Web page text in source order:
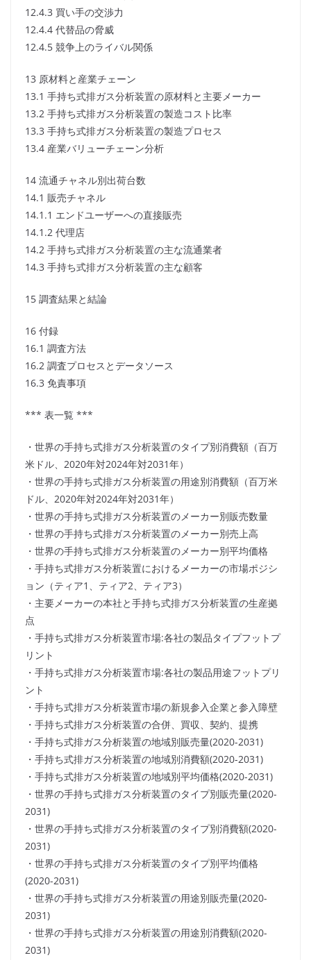
12.4.3 買い手の交渉力
12.4.4 代替品の脅威
12.4.5 競争上のライバル関係
13 原材料と産業チェーン
13.1 手持ち式排ガス分析装置の原材料と主要メーカー
13.2 手持ち式排ガス分析装置の製造コスト比率
13.3 手持ち式排ガス分析装置の製造プロセス
13.4 産業バリューチェーン分析
14 流通チャネル別出荷台数
14.1 販売チャネル
14.1.1 エンドユーザーへの直接販売
14.1.2 代理店
14.2 手持ち式排ガス分析装置の主な流通業者
14.3 手持ち式排ガス分析装置の主な顧客
15 調査結果と結論
16 付録
16.1 調査方法
16.2 調査プロセスとデータソース
16.3 免責事項
*** 表一覧 ***
・世界の手持ち式排ガス分析装置のタイプ別消費額（百万
米ドル、2020年対2024年対2031年）
・世界の手持ち式排ガス分析装置の用途別消費額（百万米
ドル、2020年対2024年対2031年）
・世界の手持ち式排ガス分析装置のメーカー別販売数量
・世界の手持ち式排ガス分析装置のメーカー別売上高
・世界の手持ち式排ガス分析装置のメーカー別平均価格
・手持ち式排ガス分析装置におけるメーカーの市場ポジシ
ョン（ティア1、ティア2、ティア3）
・主要メーカーの本社と手持ち式排ガス分析装置の生産拠
点
・手持ち式排ガス分析装置市場:各社の製品タイプフットプ
リント
・手持ち式排ガス分析装置市場:各社の製品用途フットプリ
ント
・手持ち式排ガス分析装置市場の新規参入企業と参入障壁
・手持ち式排ガス分析装置の合併、買収、契約、提携
・手持ち式排ガス分析装置の地域別販売量(2020-2031)
・手持ち式排ガス分析装置の地域別消費額(2020-2031)
・手持ち式排ガス分析装置の地域別平均価格(2020-2031)
・世界の手持ち式排ガス分析装置のタイプ別販売量(2020-
2031)
・世界の手持ち式排ガス分析装置のタイプ別消費額(2020-
2031)
・世界の手持ち式排ガス分析装置のタイプ別平均価格
(2020-2031)
・世界の手持ち式排ガス分析装置の用途別販売量(2020-
2031)
・世界の手持ち式排ガス分析装置の用途別消費額(2020-
2031)